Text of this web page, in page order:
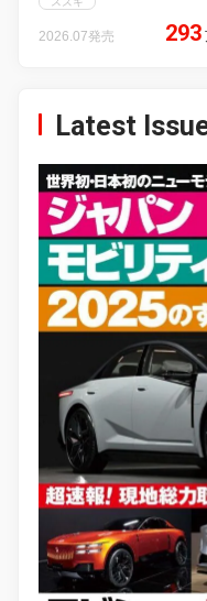
2026.07発売 293
Latest